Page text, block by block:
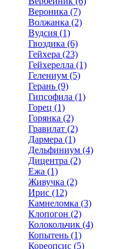
Вероника (7)
Волжанка (2)
Вудсия (1)
Гвоздика (6)
Гейхера (23)
Гейхерелла (1)
Гелениум (5)
Герань (9)
Гипсофила (1)
Горец (1)
Горянка (2)
Гравилат (2)
Дармера (1)
Дельфиниум (4)
Дицентра (2)
Ежа (1)
Живучка (2)
Ирис (12)
Камнеломка (3)
Клопогон (2)
Колокольчик (4)
Копытень (1)
Кореопсис (5)